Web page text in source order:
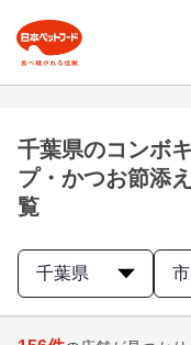
千葉県のコンボ
プ・かつお節添
覧
千葉県